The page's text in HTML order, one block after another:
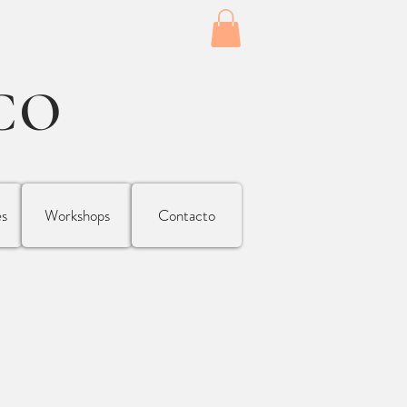
Workshops Contacto